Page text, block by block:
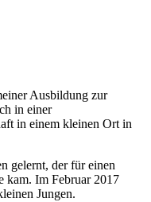
Ausbildung zur
in einer
in einem kleinen Ort in
gelernt, der für einen
kam. Im Februar 2017
Jungen.